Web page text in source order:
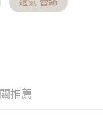
分期系統評分，恕無
結算日後寄送繳費提
，可透過四大超商／
成。
額 (1點等於1元)。
狀態為主。※
推薦